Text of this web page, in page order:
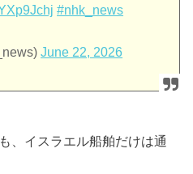
#nhk_news
June 22, 2026
、イスラエル船舶だけは通